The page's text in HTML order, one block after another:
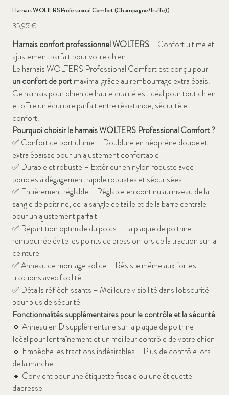
Harnais WOLTERS Professional Comfort (Champagne/Truffe))
Prix
35,95 €
Harnais confort professionnel WOLTERS – Confort ultime et
ajustement parfait pour votre chien
Le harnais WOLTERS Professional Comfort est conçu pour
un confort de portmaximal grâce au rembourrage extra épais.
Ce harnais pour chien de haute qualité est idéal pour tout chien
et offre un équilibre parfait entre résistance, sécurité et
confort.
Pourquoi choisir le harnais WOLTERS Professional Comfort ?
✅ Confort de port ultime – Doublure en néoprène douce et
extra épaisse pour un ajustement confortable
✅ Durable et robuste – Extérieur en nylon robuste avec
boucles à dégagement rapide robustes et sécurisées
✅ Entièrement réglable – Réglable en continu au niveau de la
sangle de poitrine, de la sangle de taille et de la barre centrale
pour un ajustement parfait
✅ Répartition optimale du poids – La plaque de poitrine
rembourrée évite les points de pression lors de la traction sur la
ceinture
✅Anneau de montage solide – Résiste même aux fortes
tractions avec facilité
✅ Détails réfléchissants – Meilleure visibilité dans l'obscurité
pour plus de sécurité
Fonctionnalités supplémentaires pour le contrôle et la sécurité
🔹 Anneau en D supplémentaire sur la plaque de poitrine –
Idéal pour l'entraînement et un meilleur contrôle de votre chien
🔹 Empêche les tractions indésirables – Plus de contrôle lors
de la marche
🔹 Convient pour une étiquette fiscale ou une étiquette
d'adresse